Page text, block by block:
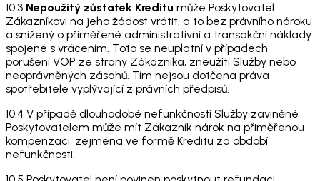
10.3 Nepoužitý zůstatek Kreditu může Poskytovatel
Zákazníkovi na jeho žádost vrátit, a to bez právního nároku
a snížený o přiměřené administrativní a transakční náklady
spojené s vrácením. Toto se neuplatní v případech
porušení VOP ze strany Zákazníka, zneužití Služby nebo
neoprávněných zásahů. Tím nejsou dotčena práva
spotřebitele vyplývající z právních předpisů.
10.4 V případě dlouhodobé nefunkčnosti Služby zaviněné
Poskytovatelem může mít Zákazník nárok na přiměřenou
kompenzaci, zejména ve formě Kreditu za období
nefunkčnosti.